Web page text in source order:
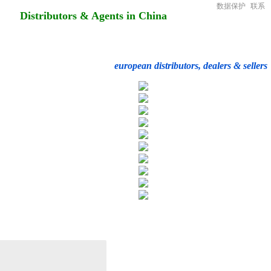
Distributors & Agents in China
european distributors, dealers & sellers
数据保护 联系